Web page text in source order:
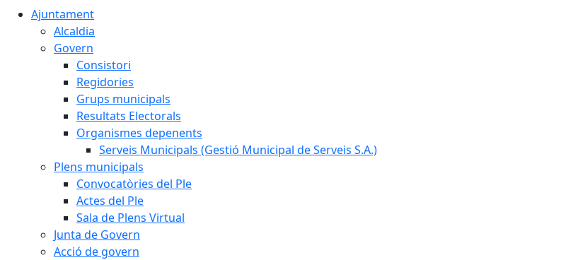
Ajuntament
Alcaldia
Govern
Consistori
Regidories
Grups municipals
Resultats Electorals
Organismes depenents
Serveis Municipals (Gestió Municipal de Serveis S.A.)
Plens municipals
Convocatòries del Ple
Actes del Ple
Sala de Plens Virtual
Junta de Govern
Acció de govern